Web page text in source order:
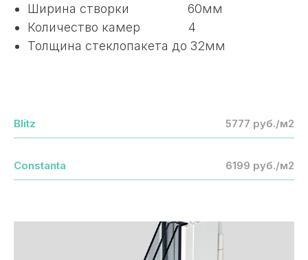
Ширина створки 60мм
Количество камер 4
Толщина стеклопакета до 32мм
Blitz 5777 руб./м2
Constanta 6199 руб./м2